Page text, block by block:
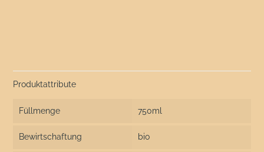
Produktattribute
Füllmenge 750ml
Bewirtschaftung bio